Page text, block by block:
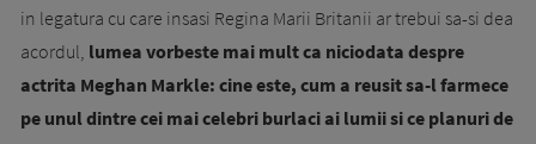
in legatura cu care insasi Regina Marii Britanii ar trebui sa-si dea
acordul, lumea vorbeste mai mult ca niciodata despre
actrita Meghan Markle: cine este, cum a reusit sa-l farmece
pe unul dintre cei mai celebri burlaci ai lumii si ce planuri de